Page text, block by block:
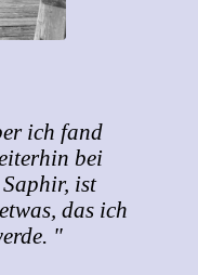
ich fand
bei
ist
das ich
"